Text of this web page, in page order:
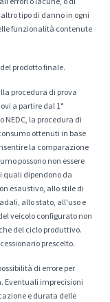
tipo di danno in ogni
funzionalità contenute
prodotto finale.
procedura di prova
a partire dal 1°
NEDC, la procedura di
ottenuti in base
la comparazione
possono non essere
quali dipendono da
esaustivo, allo stile di
allo stato, all'uso e
veicolo configurato non
del ciclo produttivo.
prescelto.
di errore per
Eventuali imprecisioni
e durata delle